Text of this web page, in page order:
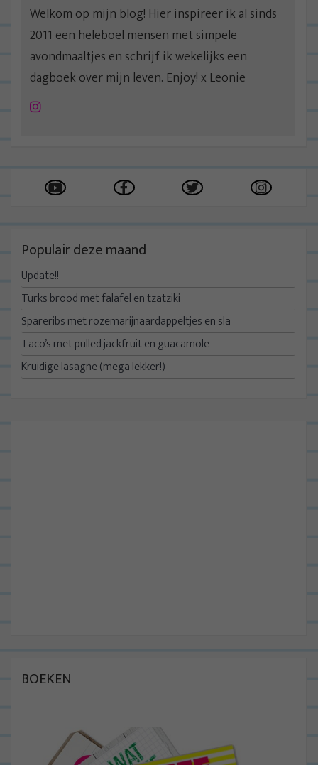
Welkom op mijn blog! Hier inspireer ik al sinds
2011 een heleboel mensen met simpele
avondmaaltjes en schrijf ik wekelijks een
dagboek over mijn leven. Enjoy! x Leonie
Instagram
Populair deze maand
Update!!
Turks brood met falafel en tzatziki
Spareribs met rozemarijnaardappeltjes en sla
Taco’s met pulled jackfruit en guacamole
Kruidige lasagne (mega lekker!)
BOEKEN